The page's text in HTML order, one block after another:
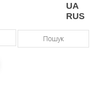
UA
RUS
Пошук